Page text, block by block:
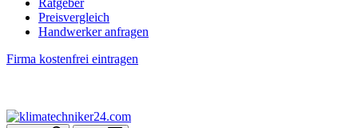
Ratgeber
Preisvergleich
Handwerker anfragen
Firma kostenfrei eintragen